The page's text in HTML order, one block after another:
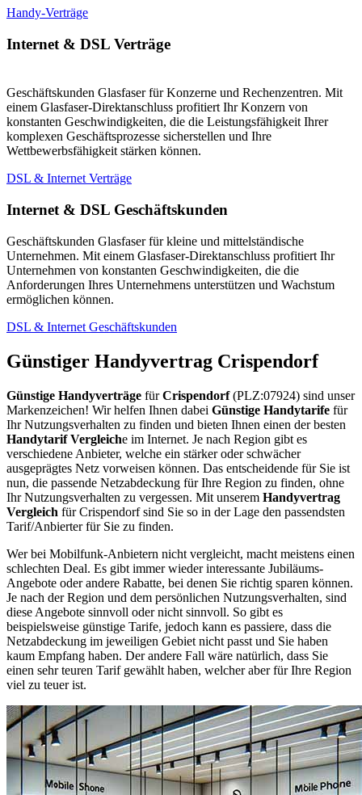
Handy-Verträge
Internet & DSL Verträge
Geschäftskunden Glasfaser für Konzerne und Rechenzentren. Mit
einem Glasfaser-Direktanschluss profitiert Ihr Konzern von
konstanten Geschwindigkeiten, die die Leistungsfähigkeit Ihrer
komplexen Geschäftsprozesse sicherstellen und Ihre
Wettbewerbsfähigkeit stärken können.
DSL & Internet Verträge
Internet & DSL Geschäftskunden
Geschäftskunden Glasfaser für kleine und mittelständische
Unternehmen. Mit einem Glasfaser-Direktanschluss profitiert Ihr
Unternehmen von konstanten Geschwindigkeiten, die die
Anforderungen Ihres Unternehmens unterstützen und Wachstum
ermöglichen können.
DSL & Internet Geschäftskunden
Günstiger Handyvertrag Crispendorf
Günstige Handyverträge fürCrispendorf(PLZ:07924) sind unser
Markenzeichen! Wir helfen Ihnen dabei Günstige Handytarife für
Ihr Nutzungsverhalten zu finden und bieten Ihnen einen der besten
Handytarif Vergleiche im Internet. Je nach Region gibt es
verschiedene Anbieter, welche ein stärker oder schwächer
ausgeprägtes Netz vorweisen können. Das entscheidende für Sie ist
nun, die passende Netzabdeckung für Ihre Region zu finden, ohne
Ihr Nutzungsverhalten zu vergessen. Mit unserem Handyvertrag
Vergleich für Crispendorf sind Sie so in der Lage den passendsten
Tarif/Anbierter für Sie zu finden.
Wer bei Mobilfunk-Anbietern nicht vergleicht, macht meistens einen
schlechten Deal. Es gibt immer wieder interessante Jubiläums-
Angebote oder andere Rabatte, bei denen Sie richtig sparen können.
Je nach der Region und dem persönlichen Nutzungsverhalten, sind
diese Angebote sinnvoll oder nicht sinnvoll. So gibt es
beispielsweise günstige Tarife, jedoch kann es passiere, dass die
Netzabdeckung im jeweiligen Gebiet nicht passt und Sie haben
kaum Empfang haben. Der andere Fall wäre natürlich, dass Sie
einen sehr teuren Tarif gewählt haben, welcher aber für Ihre Region
viel zu teuer ist.